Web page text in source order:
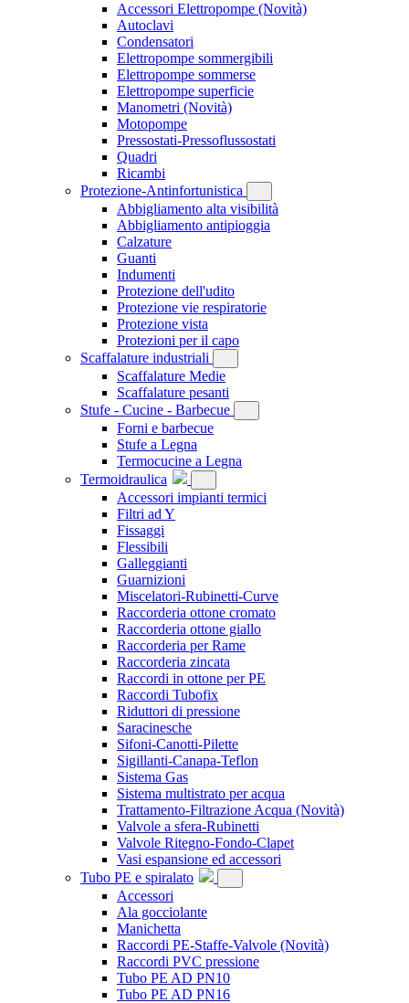
Accessori Elettropompe (Novità)
Autoclavi
Condensatori
Elettropompe sommergibili
Elettropompe sommerse
Elettropompe superficie
Manometri (Novità)
Motopompe
Pressostati-Pressoflussostati
Quadri
Ricambi
Protezione-Antinfortunistica
Abbigliamento alta visibilità
Abbigliamento antipioggia
Calzature
Guanti
Indumenti
Protezione dell'udito
Protezione vie respiratorie
Protezione vista
Protezioni per il capo
Scaffalature industriali
Scaffalature Medie
Scaffalature pesanti
Stufe - Cucine - Barbecue
Forni e barbecue
Stufe a Legna
Termocucine a Legna
Termoidraulica
Accessori impianti termici
Filtri ad Y
Fissaggi
Flessibili
Galleggianti
Guarnizioni
Miscelatori-Rubinetti-Curve
Raccorderia ottone cromato
Raccorderia ottone giallo
Raccorderia per Rame
Raccorderia zincata
Raccordi in ottone per PE
Raccordi Tubofix
Riduttori di pressione
Saracinesche
Sifoni-Canotti-Pilette
Sigillanti-Canapa-Teflon
Sistema Gas
Sistema multistrato per acqua
Trattamento-Filtrazione Acqua (Novità)
Valvole a sfera-Rubinetti
Valvole Ritegno-Fondo-Clapet
Vasi espansione ed accessori
Tubo PE e spiralato
Accessori
Ala gocciolante
Manichetta
Raccordi PE-Staffe-Valvole (Novità)
Raccordi PVC pressione
Tubo PE AD PN10
Tubo PE AD PN16